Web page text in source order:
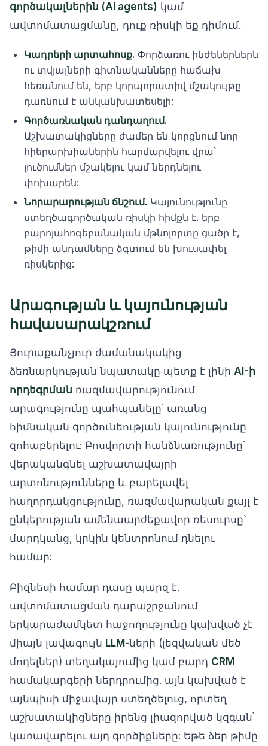
գործակալներին (AI agents) կամ
ավտոմատացմանը, դուք ռիսկի եք դիմում.
Կադրերի արտահոսք. Փորձառու ինժեներներն
ու տվյալների գիտնականները հաճախ
հեռանում են, երբ կորպորատիվ մշակույթը
դառնում է անկանխատեսելի:
Գործառնական դանդաղում.
Աշխատակիցները ժամեր են կորցնում նոր
հիերարխիաներին հարմարվելու վրա՝
լուծումներ մշակելու կամ ներդնելու
փոխարեն:
Նորարարության ճնշում. Կայունությունը
ստեղծագործական ռիսկի հիմքն է. երբ
բարոյահոգեբանական մթնոլորտը ցածր է,
թիմի անդամները ձգտում են խուսափել
ռիսկերից:
Արագության և կայունության
հավասարակշռում
Յուրաքանչյուր ժամանակակից
ձեռնարկության նպատակը պետք է լինի AI-ի
որդեգրման ռազմավարությունում
արագությունը պահպանելը՝ առանց
հիմնական գործունեության կայունությունը
զոհաբերելու: Բոսվորտի հանձնառությունը՝
վերականգնել աշխատավայրի
արտոնությունները և բարելավել
հաղորդակցությունը, ռազմավարական քայլ է
ընկերության ամենաարժեքավոր ռեսուրսը՝
մարդկանց, կրկին կենտրոնում դնելու
համար:
Բիզնեսի համար դասը պարզ է.
ավտոմատացման դարաշրջանում
երկարաժամկետ հաջողությունը կախված չէ
միայն լավագույն LLM -ների (լեզվական մեծ
մոդելներ) տեղակայումից կամ բարդ CRM
համակարգերի ներդրումից. այն կախված է
այնպիսի միջավայր ստեղծելուց, որտեղ
աշխատակիցները իրենց լիազորված կզգան՝
կառավարելու այդ գործիքները: Եթե ձեր թիմը